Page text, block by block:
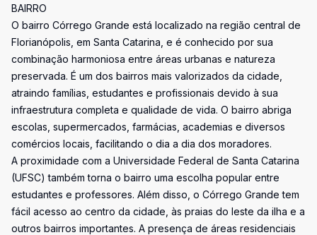
BAIRRO
O bairro Córrego Grande está localizado na região central de
Florianópolis, em Santa Catarina, e é conhecido por sua
combinação harmoniosa entre áreas urbanas e natureza
preservada. É um dos bairros mais valorizados da cidade,
atraindo famílias, estudantes e profissionais devido à sua
infraestrutura completa e qualidade de vida. O bairro abriga
escolas, supermercados, farmácias, academias e diversos
comércios locais, facilitando o dia a dia dos moradores.
A proximidade com a Universidade Federal de Santa Catarina
(UFSC) também torna o bairro uma escolha popular entre
estudantes e professores. Além disso, o Córrego Grande tem
fácil acesso ao centro da cidade, às praias do leste da ilha e a
outros bairros importantes. A presença de áreas residenciais